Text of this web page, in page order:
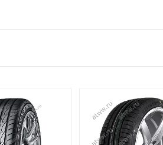
от 13 490 ₽
от 17 610 ₽